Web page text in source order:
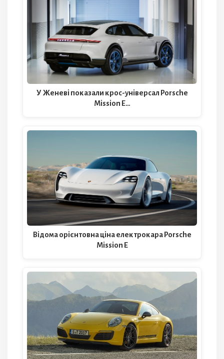
У Женеві показали крос-універсал Porsche
Mission E…
Відома орієнтовна ціна електрокара Porsche
Mission E